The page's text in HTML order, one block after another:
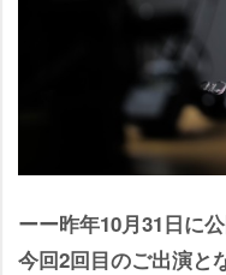
ーー昨年10月31日に
今回2回目のご出演と